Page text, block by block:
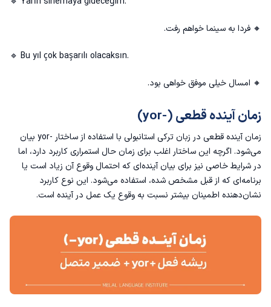
🔸 فردا به سینما خواهم رفت.
🔹 Bu yıl çok başarılı olacaksın.
🔸 امسال خیلی موفق خواهی بود.
زمان آینده قطعی (-yor)
زمان آینده قطعی در زبان ترکی استانبولی با استفاده از ساختار -yor بیان
می‌شود. اگرچه این ساختار اغلب برای زمان حال استمراری کاربرد دارد، اما
در شرایط خاصی نیز برای بیان آینده‌ای که احتمال وقوع آن زیاد است یا
برنامه‌ای که از قبل مشخص شده، استفاده می‌شود. این نوع کاربرد
نشان‌دهنده اطمینان بیشتر نسبت به وقوع یک عمل در آینده است.